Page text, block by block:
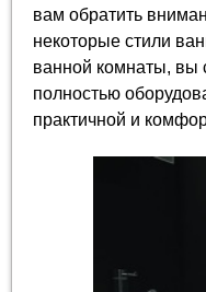
вам обратить
некоторые стили
ванной комнаты, вы
полностью
практичной и